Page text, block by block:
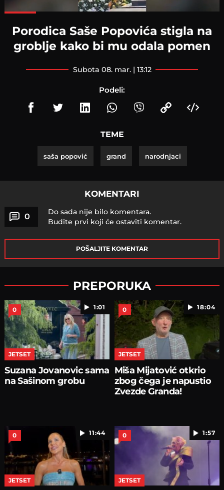
Porodica Saše Popovića stigla na
groblje kako bi mu odala pomen
subota 08. mar. | 13:12
Podeli:
TEME
saša popović grand narodnjaci
KOMENTARI
0
Do sada nije bilo komentara.
Budite prvi koji će ostaviti komentar.
POŠALJITE KOMENTAR
PREPORUKA
1:01
0
JETSET
Suzana Jovanovic sama
na Sašinom grobu
18:04
0
JETSET
Miša Mijatović otkrio
zbog čega je napustio
Zvezde Granda!
11:44
0
JETSET
1:57
0
JETSET